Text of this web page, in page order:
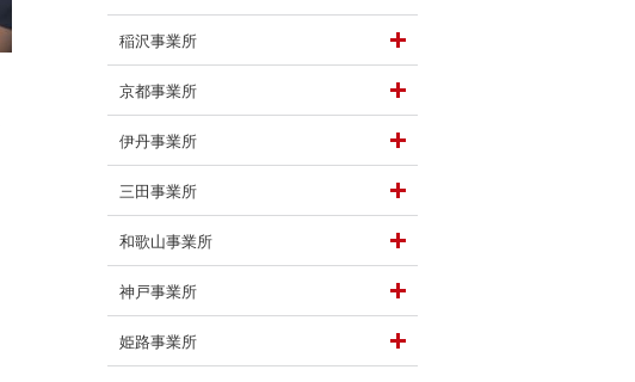
業務で挑戦していることは？
稲沢事業所
京都事業所
伊丹事業所
三田事業所
和歌山事業所
神戸事業所
姫路事業所